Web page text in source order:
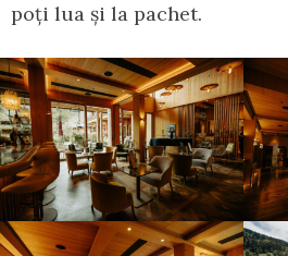
poți lua și la pachet.